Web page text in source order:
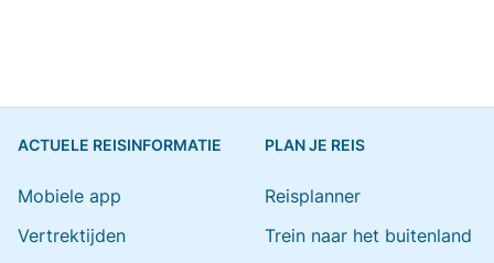
ACTUELE REISINFORMATIE
Mobiele app
Vertrektijden
PLAN JE REIS
Reisplanner
Trein naar het buitenland